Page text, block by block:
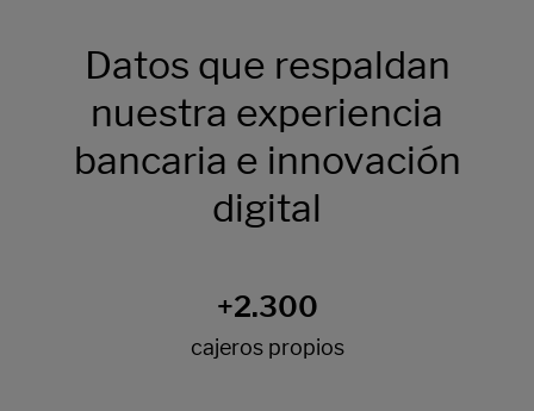
Datos que respaldan
nuestra experiencia
bancaria e innovación
digital